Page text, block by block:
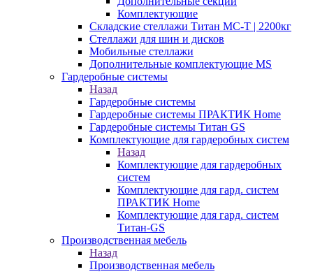
Комплектующие
Складские стеллажи Титан МС-Т | 2200кг
Стеллажи для шин и дисков
Мобильные стеллажи
Дополнительные комплектующие MS
Гардеробные системы
Назад
Гардеробные системы
Гардеробные системы ПРАКТИК Home
Гардеробные системы Титан GS
Комплектующие для гардеробных систем
Назад
Комплектующие для гардеробных
систем
Комплектующие для гард. систем
ПРАКТИК Home
Комплектующие для гард. систем
Титан-GS
Производственная мебель
Назад
Производственная мебель